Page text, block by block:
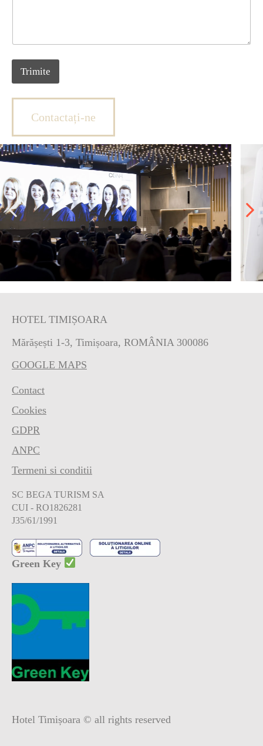
Trimite
Contactați-ne
HOTEL TIMIȘOARA
Mărășești 1-3, Timișoara, ROMÂNIA 300086
GOOGLE MAPS
Contact
Cookies
GDPR
ANPC
Termeni si conditii
SC BEGA TURISM SA
CUI - RO1826281
J35/61/1991
Green Key
Hotel Timișoara © all rights reserved